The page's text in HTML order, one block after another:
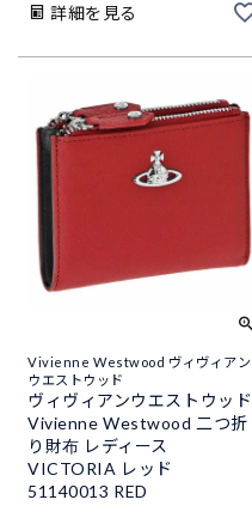
詳細を見る
Vivienne Westwood ヴィヴィアン
ウエストウッド
ヴィヴィアンウエストウッド
Vivienne Westwood 二つ折
り財布 レディース
VICTORIA レッド
51140013 RED